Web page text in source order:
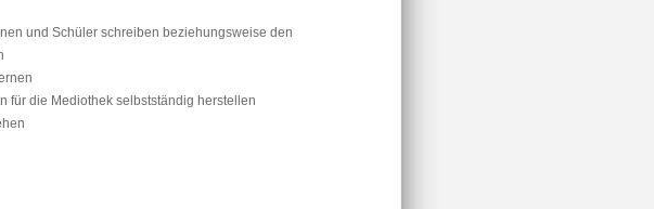
und Schüler schreiben beziehungsweise den
für die Mediothek selbstständig herstellen